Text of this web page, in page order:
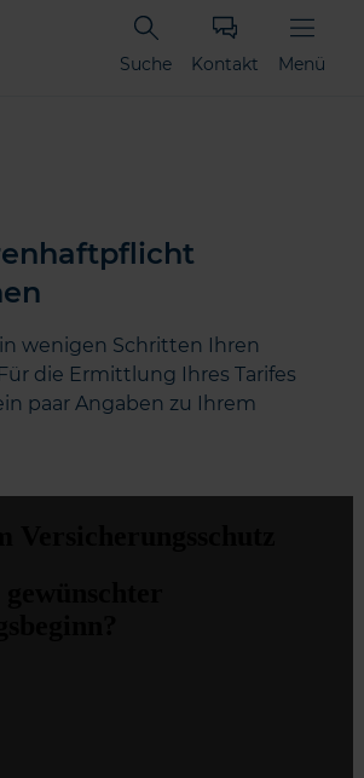
Suche Kontakt Menü
wenigen Schritten Ihren
die Ermittlung Ihres Tarifes
paar Angaben zu Ihrem